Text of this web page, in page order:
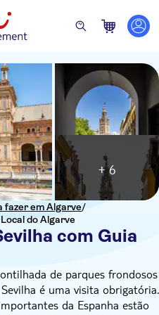
fazer em Algarve/
do Algarve
com Guia
+ 6
de parques frondosos
é uma visita obrigatória.
da Espanha estão